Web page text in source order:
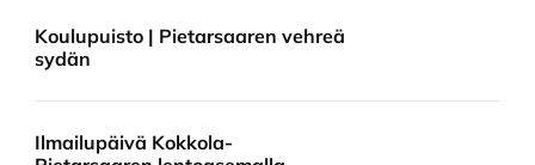
Koulupuisto | Pietarsaaren vehreä
sydän
Ilmailupäivä Kokkola-